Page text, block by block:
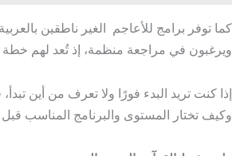
كما توفر برامج للأعاجم الغير ناطقين
ويرغبون في مراجعة منظمة، إذ تُعد لهم
إذا كنت تريد البدء فورًا ولا تعرف من أين
وكيف تختار المستوى والبرنامج المناسب قبل